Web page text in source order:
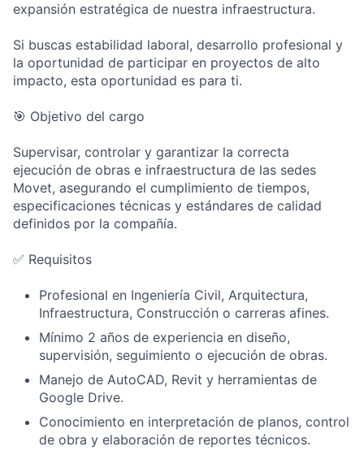
expansión estratégica de nuestra infraestructura.
Si buscas estabilidad laboral, desarrollo profesional y
la oportunidad de participar en proyectos de alto
impacto, esta oportunidad es para ti.
🎯 Objetivo del cargo
Supervisar, controlar y garantizar la correcta
ejecución de obras e infraestructura de las sedes
Movet, asegurando el cumplimiento de tiempos,
especificaciones técnicas y estándares de calidad
definidos por la compañía.
✅ Requisitos
Profesional en Ingeniería Civil, Arquitectura,
Infraestructura, Construcción o carreras afines.
Mínimo 2 años de experiencia en diseño,
supervisión, seguimiento o ejecución de obras.
Manejo de AutoCAD, Revit y herramientas de
Google Drive.
Conocimiento en interpretación de planos, control
de obra y elaboración de reportes técnicos.